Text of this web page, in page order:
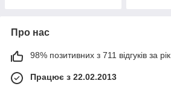
Про нас
98% позитивних з 711 відгуків за рік
Працює з 22.02.2013